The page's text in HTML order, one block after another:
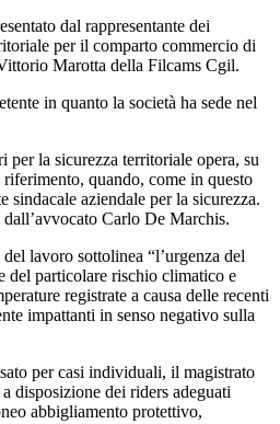
dal rappresentante dei
per il comparto commercio di
Marotta della Filcams Cgil.
in quanto la società ha sede nel
per la sicurezza territoriale opera, su
quando, come in questo
sindacale aziendale per la sicurezza.
Carlo De Marchis.
lavoro sottolinea “l’urgenza del
del particolare rischio climatico e
registrate a causa delle recenti
impattanti in senso negativo sulla
per casi individuali, il magistrato
disposizione dei riders adeguati
abbigliamento protettivo,